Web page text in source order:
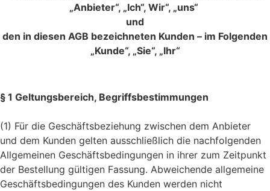
„Anbieter“, „Ich“, Wir“, „uns“
und
den in diesen AGB bezeichneten Kunden – im Folgenden
„Kunde“, „Sie“, „Ihr“
§ 1 Geltungsbereich, Begriffsbestimmungen
(1) Für die Geschäftsbeziehung zwischen dem Anbieter
und dem Kunden gelten ausschließlich die nachfolgenden
Allgemeinen Geschäftsbedingungen in ihrer zum Zeitpunkt
der Bestellung gültigen Fassung. Abweichende allgemeine
Geschäftsbedingungen des Kunden werden nicht